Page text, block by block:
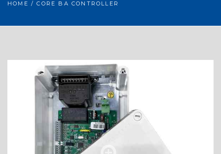
HOME / CORE BA CONTROLLER